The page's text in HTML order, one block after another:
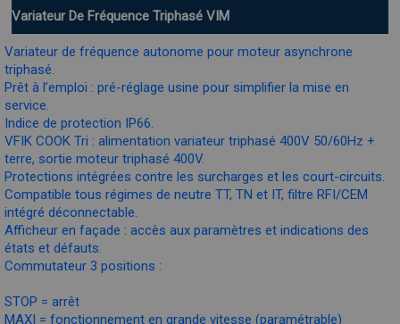
Variateur De Fréquence Triphasé VIM
Variateur de fréquence autonome pour moteur asynchrone
triphasé.
Prêt à l’emploi : pré-réglage usine pour simplifier la mise en
service.
Indice de protection IP66.
VFIK COOK Tri : alimentation variateur triphasé 400V 50/60Hz +
terre, sortie moteur triphasé 400V.
Protections intégrées contre les surcharges et les court-circuits.
Compatible tous régimes de neutre TT, TN et IT, filtre RFI/CEM
intégré déconnectable.
Afficheur en façade : accès aux paramètres et indications des
états et défauts.
Commutateur 3 positions :
STOP = arrêt
MAXI = fonctionnement en grande vitesse (paramétrable)